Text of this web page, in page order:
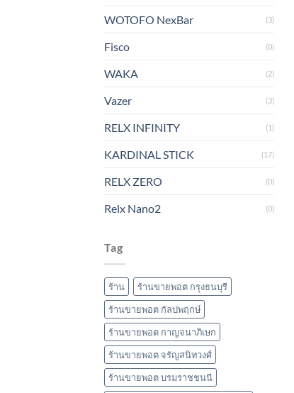
WOTOFO NexBar (3)
Fisco (0)
WAKA (2)
Vazer (3)
RELX INFINITY (1)
KARDINAL STICK (17)
RELX ZERO (0)
Relx Nano2 (0)
Tag
ร้าน
ร้านขายพอต กรุงธนบุรี
ร้านขายพอต กัลปพฤกษ์
ร้านขายพอต กาญจนาภิเษก
ร้านขายพอต จรัญสนิทวงศ์
ร้านขายพอต บรมราชชนนี